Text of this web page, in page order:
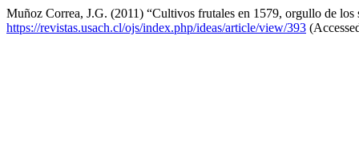
Muñoz Correa, J.G. (2011) “Cultivos frutales en 1579, orgullo de los
https://revistas.usach.cl/ojs/index.php/ideas/article/view/393